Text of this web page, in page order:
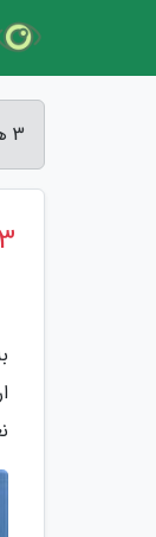
3 هزار خانوار روستایی اردبیل از نعمت گاز بهره مند می شوند - مجله اندیشه
3 هزار خانوار روستایی